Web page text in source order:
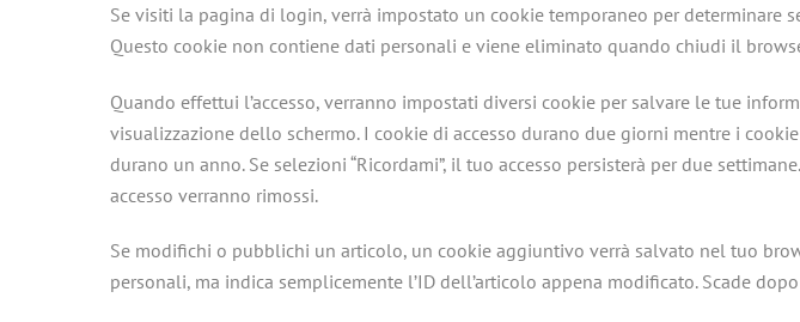
Se visiti la pagina di login, verrà impostato un cookie temporaneo per determinare
Questo cookie non contiene dati personali e viene eliminato quando chiudi il
Quando effettui l’accesso, verranno impostati diversi cookie per salvare le tue
visualizzazione dello schermo. I cookie di accesso durano due giorni mentre i
durano un anno. Se selezioni “Ricordami”, il tuo accesso persisterà per due
accesso verranno rimossi.
Se modifichi o pubblichi un articolo, un cookie aggiuntivo verrà salvato nel tuo
personali, ma indica semplicemente l’ID dell’articolo appena modificato. Scade